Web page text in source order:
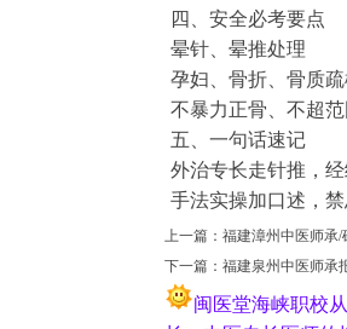
四、安全必考要点
晕针、晕推处理
孕妇、骨折、骨质
不暴力正骨、不超
五、一句话速记
外治专长走针推，
手法实操加口述，
上一篇： 福建漳州中医师承/
下一篇： 福建泉州中医师承
闽医堂海峡职校